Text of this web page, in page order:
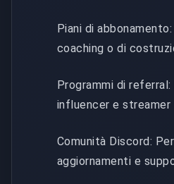
Piani di
coaching o di
Programmi di
influencer e streamer
Comunità Discord:
aggiornamenti e